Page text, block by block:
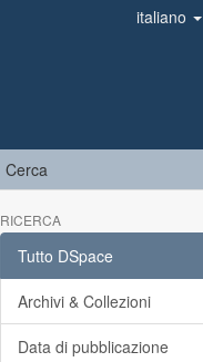
italiano
Cerca
RICERCA
Tutto DSpace
Archivi & Collezioni
Data di pubblicazione